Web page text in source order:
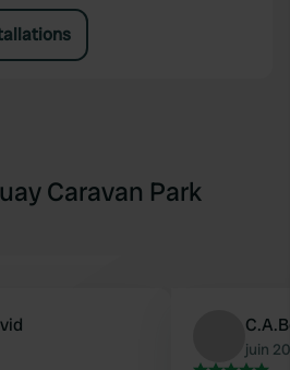
Caravan Park
juin